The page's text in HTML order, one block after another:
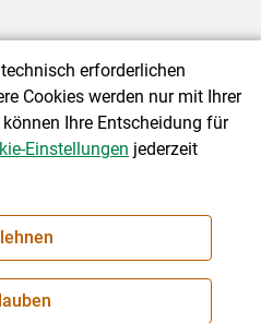
|Barrierefreiheit|
erforderlichen
Cookies werden nur mit Ihrer
Ihre Entscheidung für
Einstellungen jederzeit